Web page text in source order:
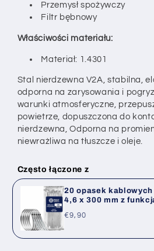
Przemysł spożywczy
Filtr bębnowy
Właściwości materiału:
Materiał: 1.4301
Stal nierdzewna V2A, stabilna,
odporna na zarysowania i
warunki atmosferyczne,
powietrze, dopuszczona do
nierdzewna,Odporna na
niewrażliwa na tłuszcze i oleje.
Często łączone z
20 opasek
4,6 x 300 mm z
Cena
regularna
€9,90